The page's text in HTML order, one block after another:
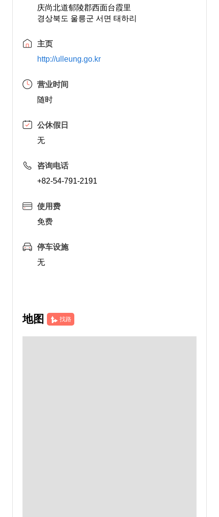
庆尚北道郁陵郡西面台霞里
경상북도 울릉군 서면 태하리
主页
http://ulleung.go.kr
营业时间
随时
公休假日
无
咨询电话
+82-54-791-2191
使用费
免费
停车设施
无
地图 找路